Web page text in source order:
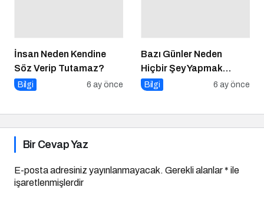
İnsan Neden Kendine
Söz Verip Tutamaz?
Bilgi 6 ay önce
İstemeyiz?
Bir Cevap Yaz
E-posta adresiniz yayınlanmayacak. Gerekli alanlar* ile
işaretlenmişlerdir